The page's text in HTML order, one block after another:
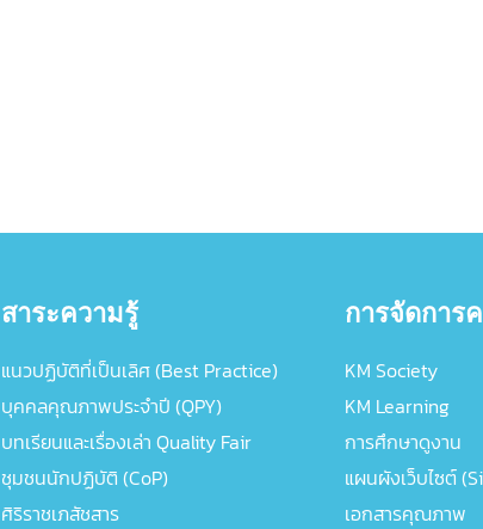
สาระความรู้
แนวปฏิบัติที่เป็นเลิศ (Best Practice)
บุคคลคุณภาพประจำปี (QPY)
บทเรียนและเรื่องเล่า Quality Fair
ชุมชนนักปฏิบัติ (CoP)
ศิริราชเภสัชสาร
การจัดการ
KM Society
KM Learning
การศึกษาดูงาน
แผนผังเว็บไซต์
เอกสารคุณภาพ